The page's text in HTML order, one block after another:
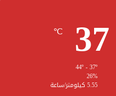
37
℃
26%
5.55 كيلومتر/ساعة